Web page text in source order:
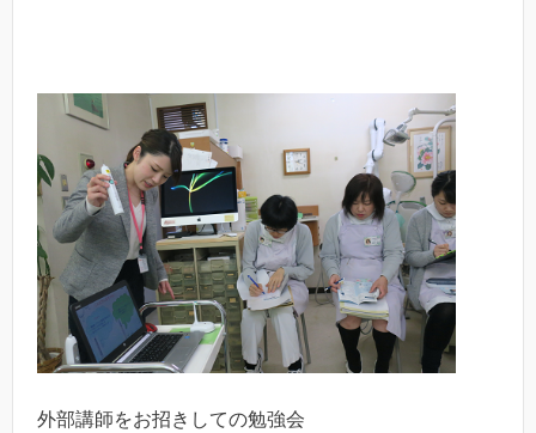
外部講師をお招きしての勉強会